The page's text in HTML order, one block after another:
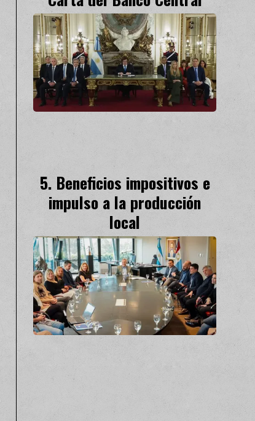
Beneficios impositivos e
impulso a la producción
local